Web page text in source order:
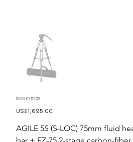
System 5EZS
價
US$1,695.00
AGILE 5S (S-LOC) 75mm fluid